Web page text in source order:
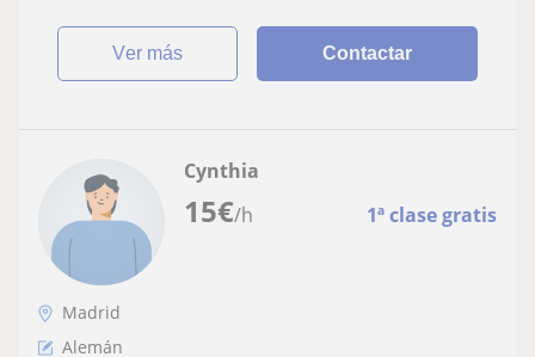
ver más Contactar
15€/h 1ª clase gratis
Cynthia
Madrid
Alemán